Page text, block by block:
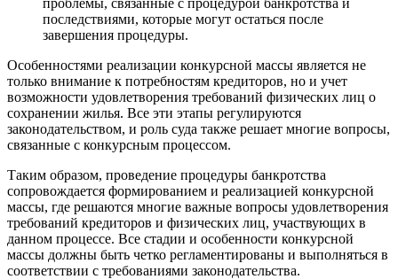
последствиями, которые могут остаться после
завершения процедуры.
Особенностями реализации конкурсной массы является не
только внимание к потребностям кредиторов, но и учет
возможности удовлетворения требований физических лиц о
сохранении жилья. Все эти этапы регулируются
законодательством, и роль суда также решает многие вопросы,
связанные с конкурсным процессом.
Таким образом, проведение процедуры банкротства
сопровождается формированием и реализацией конкурсной
массы, где решаются многие важные вопросы удовлетворения
требований кредиторов и физических лиц, участвующих в
данном процессе. Все стадии и особенности конкурсной
массы должны быть четко регламентированы и выполняться в
соответствии с требованиями законодательства.